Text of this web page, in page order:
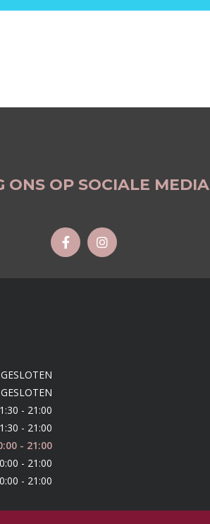
ONS OP SOCIALE MEDIA
GESLOTEN
GESLOTEN
- 21:00
- 21:00
- 21:00
- 21:00
- 21:00